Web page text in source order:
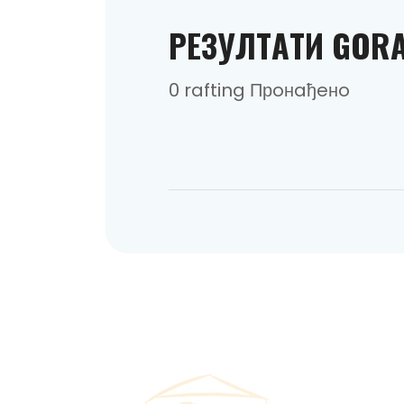
РEЗУЛТAТИ
0 rafting Прoнaђeнo